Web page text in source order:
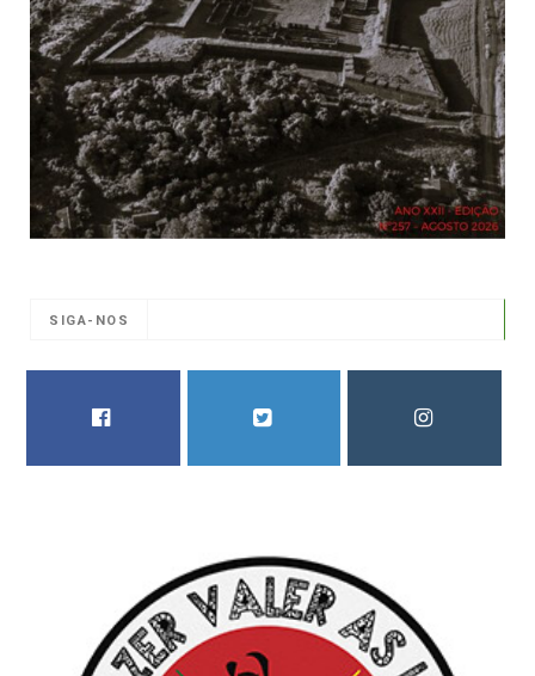
SIGA-NOS